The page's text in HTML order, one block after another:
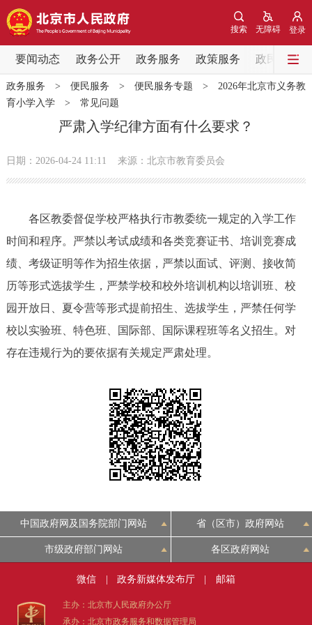
登录
无障碍
搜索
要闻动态 政务公开 政务服务 政策服务 政民互动
要闻动态
党中央精神 国务院信息 中央部委动态
北京要闻 会议信息 部门动态
各区热点
市领导 机构职能 政策服务
政策兑现 政策解读 回应关切
决策公开 专题公开
法人服务
利企服务
阳光政务
政民互动
12345网上接诉即办 我要咨询 我要建议
政务服务 > 便民服务 > 便民服务专题 > 2026年北京市义务教
育小学入学> 常见问题
严肃入学纪律方面有什么要求？
日期：2026-04-24 11:11 来源：北京市教育委员会
各区教委督促学校严格执行市教委统一规定的入学工作
时间和程序。严禁以考试成绩和各类竞赛证书、培训竞赛成
绩、考级证明等作为招生依据，严禁以面试、评测、接收简
历等形式选拔学生，严禁学校和校外培训机构以培训班、校
园开放日、夏令营等形式提前招生、选拔学生，严禁任何学
校以实验班、特色班、国际部、国际课程班等名义招生。对
存在违规行为的要依据有关规定严肃处理。
中国政府网及国务院部门网站 省（区市）政府网站
市级政府部门网站 各区政府网站
微信 政务新媒体发布厅 邮箱
主办：北京市人民政府办公厅
承办：北京市政务服务和数据管理局